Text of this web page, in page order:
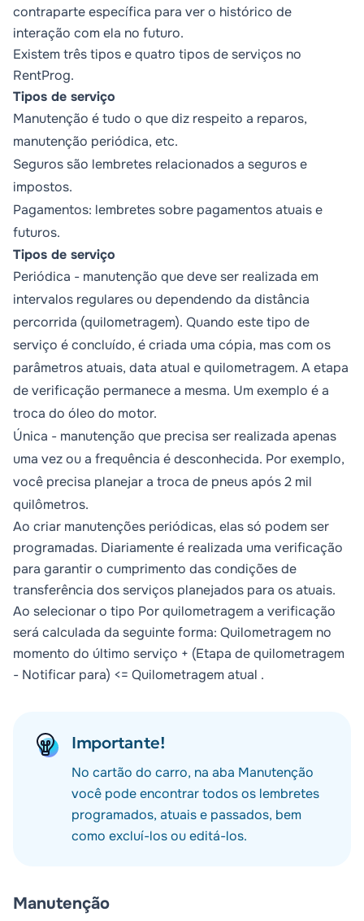
contraparte específica para ver o histórico de
interação com ela no futuro.
Existem três tipos e quatro tipos de serviços no
RentProg.
Tipos de serviço
Manutenção é tudo o que diz respeito a reparos,
manutenção periódica, etc.
Seguros são lembretes relacionados a seguros e
impostos.
Pagamentos: lembretes sobre pagamentos atuais e
futuros.
Tipos de serviço
Periódica - manutenção que deve ser realizada em
intervalos regulares ou dependendo da distância
percorrida (quilometragem). Quando este tipo de
serviço é concluído, é criada uma cópia, mas com os
parâmetros atuais, data atual e quilometragem. A etapa
de verificação permanece a mesma. Um exemplo é a
troca do óleo do motor.
Única - manutenção que precisa ser realizada apenas
uma vez ou a frequência é desconhecida. Por exemplo,
você precisa planejar a troca de pneus após 2 mil
quilômetros.
Ao criar manutenções periódicas, elas só podem ser
programadas. Diariamente é realizada uma verificação
para garantir o cumprimento das condições de
transferência dos serviços planejados para os atuais.
Ao selecionar o tipo Por quilometragem a verificação
será calculada da seguinte forma: Quilometragem no
momento do último serviço + (Etapa de quilometragem
- Notificar para) <= Quilometragem atual .
Importante!
No cartão do carro, na aba Manutenção
você pode encontrar todos os lembretes
programados, atuais e passados, bem
como excluí-los ou editá-los.
Manutenção